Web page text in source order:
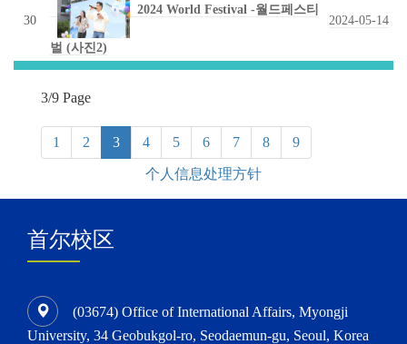
30
2024 World Festival -월드페스티
벌 (사진2)
2024-05-14
3/9 Page
1 2 3(current)
4 5 6 7 8 9
个人信息处理方针
首尔校区
(03674) Office of International Affairs, Myongji
University, 34 Geobukgol-ro, Seodaemun-gu, Seoul, Korea